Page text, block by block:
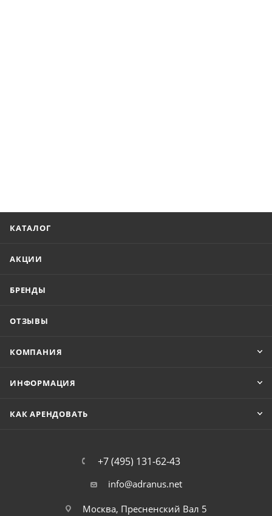
КАТАЛОГ
АКЦИИ
БРЕНДЫ
ОТЗЫВЫ
КОМПАНИЯ
ИНФОРМАЦИЯ
КАК АРЕНДОВАТЬ
+7 (495) 131-62-43
info@adranus.net
Москва, Пресненский Вал 5